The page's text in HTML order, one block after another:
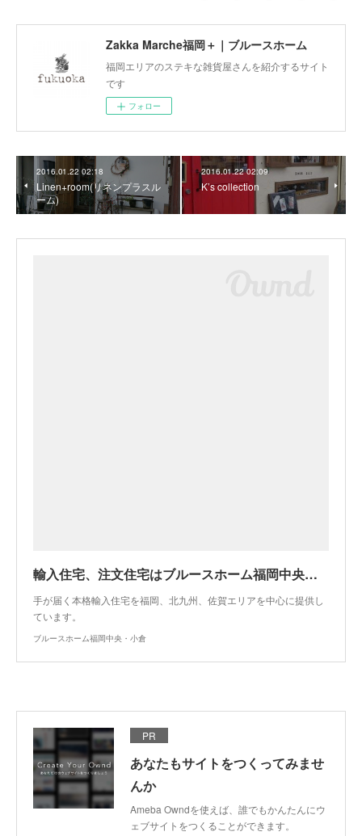
Zakka Marche福岡＋｜ブルースホーム
福岡エリアのステキな雑貨屋さんを紹介するサイト
です
フォロー
2016.01.22 02:18
Linen+room(リネンプラスル
ーム)
2016.01.22 02:09
K’s collection
輸入住宅、注文住宅はブルースホーム福岡中央・小倉
手が届く本格輸入住宅を福岡、北九州、佐賀エリアを中心に提供し
ています。
ブルースホーム福岡中央・小倉
PR
あなたもサイトをつくってみませ
んか
Ameba Owndを使えば、誰でもかんたんにウ
ェブサイトをつくることができます。